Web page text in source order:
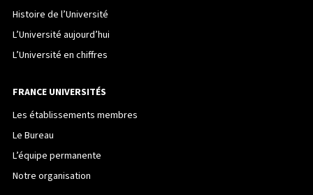
Histoire de l’Université
L’Université aujourd’hui
L’Université en chiffres
FRANCE UNIVERSITÉS
Les établissements membres
Le Bureau
L’équipe permanente
Notre organisation